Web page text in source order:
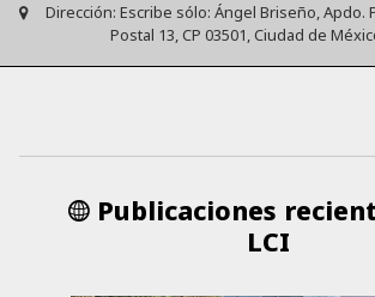
Dirección: Escribe sólo: Ángel Briseño, Apdo.
Postal 13, CP 03501, Ciudad de
Publicaciones
LCI